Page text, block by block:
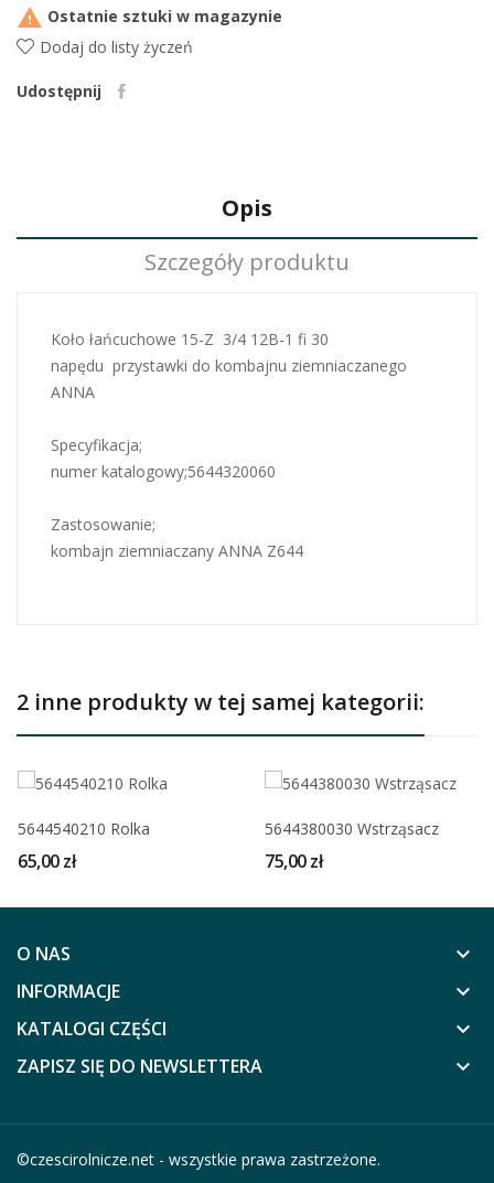
 Ostatnie sztuki w magazynie
Dodaj do listy życzeń
Udostępnij
Opis
Szczegóły produktu
Koło łańcuchowe 15-Z 3/4 12B-1 fi 30
napędu przystawki do kombajnu ziemniaczanego
ANNA
Specyfikacja;
numer katalogowy;5644320060
Zastosowanie;
kombajn ziemniaczany ANNA Z644
2 inne produkty w tej samej kategorii:
5644540210 Rolka
65,00 zł
5644380030 Wstrząsacz
75,00 zł
O NAS keyboard_arrow_down
INFORMACJE keyboard_arrow_down
KATALOGI CZĘŚCI keyboard_arrow_down
ZAPISZ SIĘ DO NEWSLETTERA keyboard_arrow_down
©czescirolnicze.net - wszystkie prawa zastrzeżone.